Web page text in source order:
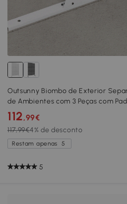
Outsunny Biombo de Exterior
de Ambientes com 3 Peças com
de Linhas Transversais e Estrutura
Aço 122x45x198 cm Branco
112,99€
117,99€4% de desconto
Restam apenas 5
5